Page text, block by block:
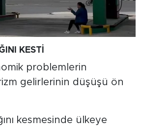
KESTİ
problemlerin
gelirlerinin düşüşü ön
kesmesinde ülkeye